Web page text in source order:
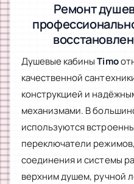
Ремонт
Душевые кабиныTimo
качественной
конструкцией и
механизмами. В
используются
переключатели
соединения и системы
верхним душем, ручной